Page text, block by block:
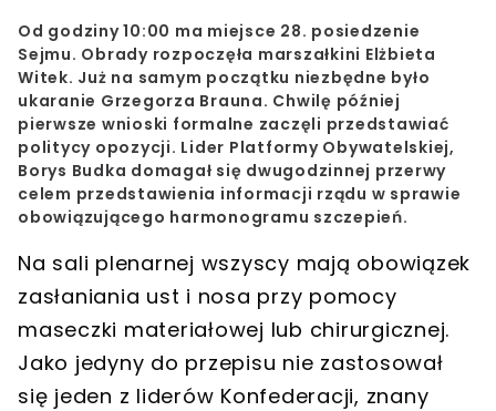
Od godziny 10:00 ma miejsce 28. posiedzenie
Sejmu. Obrady rozpoczęła marszałkini Elżbieta
Witek. Już na samym początku niezbędne było
ukaranie Grzegorza Brauna. Chwilę później
pierwsze wnioski formalne zaczęli przedstawiać
politycy opozycji. Lider Platformy Obywatelskiej,
Borys Budka domagał się dwugodzinnej przerwy
celem przedstawienia informacji rządu w sprawie
obowiązującego harmonogramu szczepień.
Na sali plenarnej wszyscy mają obowiązek
zasłaniania ust i nosa przy pomocy
maseczki materiałowej lub chirurgicznej.
Jako jedyny do przepisu nie zastosował
się jeden z liderów Konfederacji, znany